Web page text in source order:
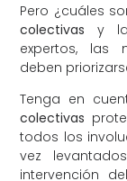
Pero ¿cuáles
colectivasy
expertos, las
deben
Tenga en
colectivas
todos los
vez
intervención